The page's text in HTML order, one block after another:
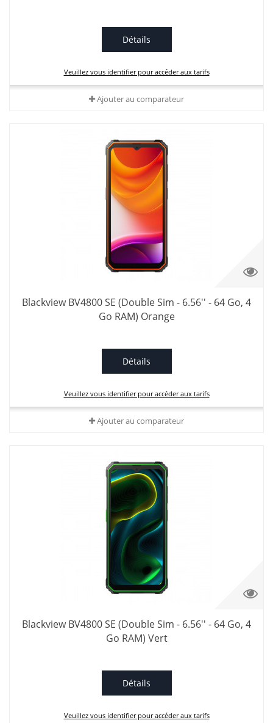
Détails
Veuillez vous identifier pour accéder aux tarifs
Ajouter au comparateur
Blackview BV4800 SE (Double Sim - 6.56'' - 64 Go, 4
Go RAM) Orange
Détails
Veuillez vous identifier pour accéder aux tarifs
Ajouter au comparateur
Blackview BV4800 SE (Double Sim - 6.56'' - 64 Go, 4
Go RAM) Vert
Détails
Veuillez vous identifier pour accéder aux tarifs